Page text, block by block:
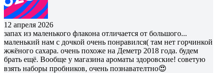
12 апреля 2026
запах из маленького флакона отличается от большого...
маленький нам с дочкой очень понравился( там нет горчинкой
жжëного сахара. очень похоже на Деметр 2018 года. будем
брать ещё. Вообще у магазина ароматы здоровские! советую
взять наборы пробников, очень познавателтно😍